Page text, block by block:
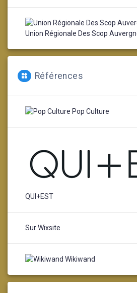
Union Régionale Des Scop
Références
Pop Culture
QUI+EST
Sur Wixsite
Wikiwand